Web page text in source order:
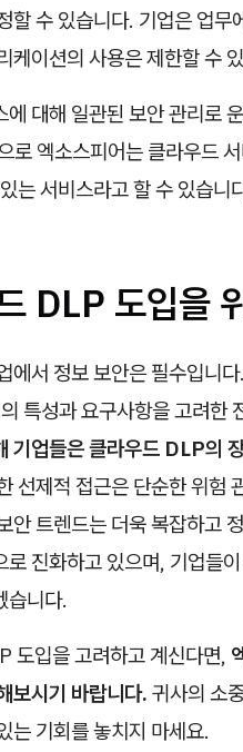
할 수 있습니다. 기업은 업
케이션의 사용은 제한할 수
에 대해 일관된 보안 관리로
로 엑소스피어는 클라우드
는 서비스라고 할 수 있습니
DLP 도입을
에서 정보 보안은 필수입니
특성과 요구사항을 고려한
기업들은 클라우드 DLP의
선제적 접근은 단순한 위험
안 트렌드는 더욱 복잡하고
로 진화하고 있으며, 기업들
습니다.
도입을 고려하고 계신다면,
보시기 바랍니다. 귀사의 소
는 기회를 놓치지 마세요.